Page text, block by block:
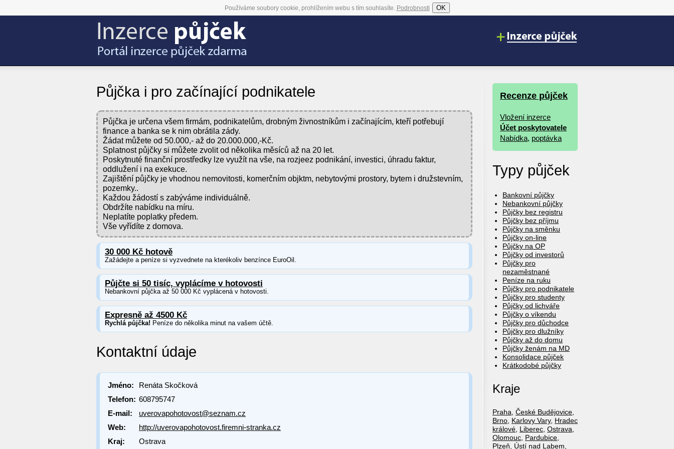
Používáme soubory cookie, prohlížením webu s tím souhlasíte. Podrobnosti OK
Půjčka i pro začínající podnikatele
Půjčka je určena všem firmám, podnikatelům, drobným živnostníkům i začínajícím, kteří potřebují
finance a banka se k nim obrátila zády.
Žádat můžete od 50.000,- až do 20.000.000,-Kč.
Splatnost půjčky si můžete zvolit od několika měsíců až na 20 let.
Poskytnuté finanční prostředky lze využít na vše, na rozjeez podnikání, investici, úhradu faktur,
oddlužení i na exekuce.
Zajištění půjčky je vhodnou nemovitosti, komerčním objktm, nebytovými prostory, bytem i družstevním,
pozemky..
Každou žádostí s zabýváme individuálně.
Obdržíte nabídku na míru.
Neplatíte poplatky předem.
Vše vyřídíte z domova.
30 000 Kč hotově
Zažádejte a peníze si vyzvednete na kterékoliv benzínce EuroOil.
Půjčte si 50 tisíc, vyplácíme v hotovosti
Nebankovní půjčka až 50 000 Kč vyplácená v hotovosti.
Expresně až 4500 Kč
Rychlá půjčka! Peníze do několika minut na vašem účtě.
Kontaktní údaje
Jméno:
Renáta Skočková
Telefon: 608795747
E-mail:
uverovapohotovost@seznam.cz
Web:
http://uverovapohotovost.firemni-stranka.cz
Kraj:
Ostrava
Recenze půjček
Vložení inzerce
Účet poskytovatele
Nabídka, poptávka
Typy půjček
Bankovní půjčky
Nebankovní půjčky
Půjčky bez registru
Půjčky bez příjmu
Půjčky na směnku
Půjčky on-line
Půjčky na OP
Půjčky od investorů
Půjčky pro
nezaměstnané
Peníze na ruku
Půjčky pro podnikatele
Půjčky pro studenty
Půjčky od lichváře
Půjčky o víkendu
Půjčky pro důchodce
Půjčky pro dlužníky
Půjčky až do domu
Půjčky ženám na MD
Konsolidace půjček
Krátkodobé půjčky
Kraje
Praha, České Budějovice,
Brno, Karlovy Vary, Hradec
králové, Liberec, Ostrava,
Olomouc, Pardubice,
Plzeň, Ústí nad Labem,